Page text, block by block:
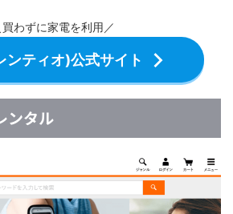
買わずに家電を利用／
ティオ)公式サイト
ンタル